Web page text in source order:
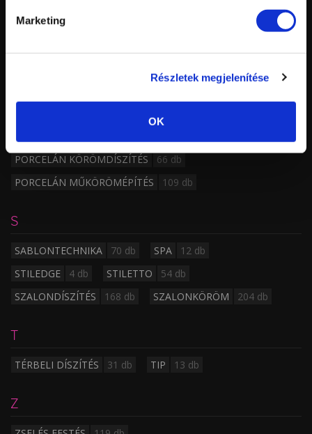
Marketing
Részletek megjelenítése
OK
P
PORCELÁN KÖRÖMDÍSZÍTÉS
66 db
PORCELÁN MŰKÖRÖMÉPÍTÉS
109 db
S
SABLONTECHNIKA 70 db SPA
12 db
STILEDGE
4 db STILETTO
54 db
SZALONDÍSZÍTÉS
168 db SZALONKÖRÖM 204 db
T
TÉRBELI DÍSZÍTÉS 31 db TIP 13 db
Z